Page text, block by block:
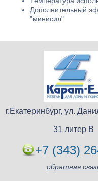
Дополнительный
"минисил"
г.Екатеринбург, ул.
31 литер В
+7 (343)
обратная